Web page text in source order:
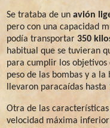
Se trataba de un avión
pero con una capacidad
podía transportar 350
habitual que se tuvieran
para cumplir los objetivos
peso de las bombas y a
llevaron paracaídas hasta
Otra de las
velocidad máxima